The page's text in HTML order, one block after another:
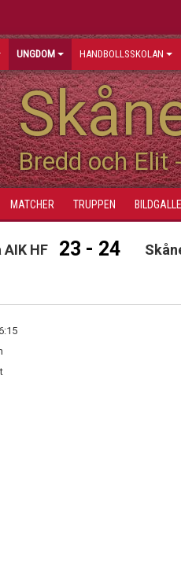
UNGDOM HANDBOLLSSKOLAN
Bredd och Elit
MATCHER TRUPPEN
HF 23 - 24